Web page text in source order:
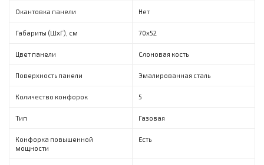
Окантовка панели Нет
Габариты (ШхГ), см 70x52
Цвет панели Слоновая кость
Поверхность панели Эмалированная сталь
Количество конфорок 5
Тип Газовая
Конфорка повышенной
мощности
Есть